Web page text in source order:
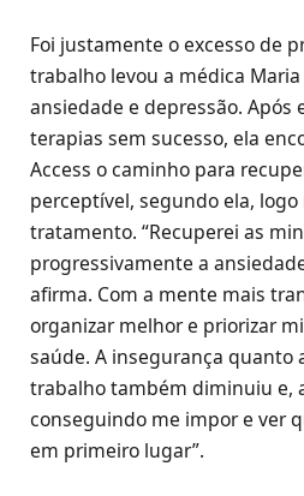
Foi justamente o excesso de
trabalho levou a médica
ansiedade e depressão. Após
terapias sem sucesso, ela
Access o caminho para
perceptível, segundo ela,
tratamento. “Recuperei as
progressivamente a
afirma. Com a mente mais
organizar melhor e priorizar
saúde. A insegurança quanto
trabalho também diminuiu e,
conseguindo me impor e ver
em primeiro lugar”.